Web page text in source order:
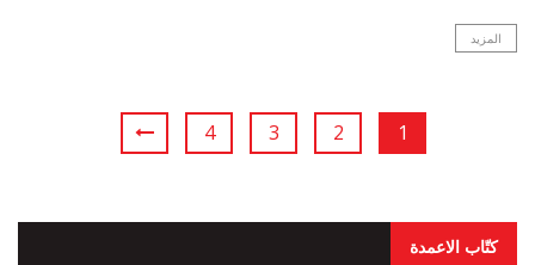
المزيد
1
2
3
4
كتّاب الاعمدة